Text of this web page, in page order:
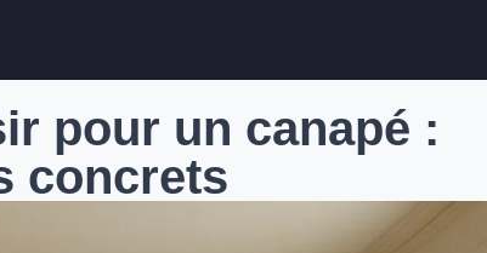
pour un canapé :
concrets